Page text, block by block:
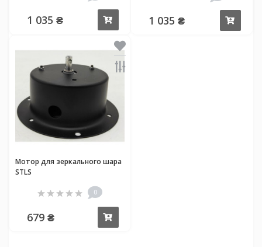
1 035 ₴ 1 035 ₴
Мотор для зеркального шара
STLS
0
679 ₴